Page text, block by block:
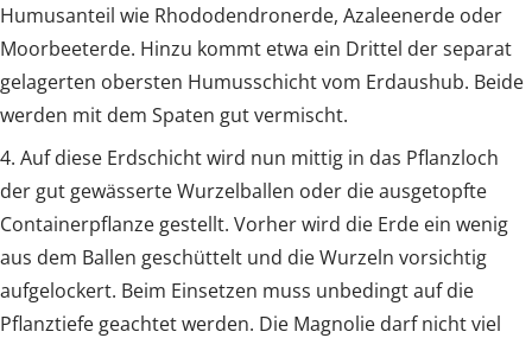
Humusanteil wie Rhododendronerde, Azaleenerde oder
Moorbeeterde. Hinzu kommt etwa ein Drittel der separat
gelagerten obersten Humusschicht vom Erdaushub. Beide
werden mit dem Spaten gut vermischt.
4. Auf diese Erdschicht wird nun mittig in das Pflanzloch
der gut gewässerte Wurzelballen oder die ausgetopfte
Containerpflanze gestellt. Vorher wird die Erde ein wenig
aus dem Ballen geschüttelt und die Wurzeln vorsichtig
aufgelockert. Beim Einsetzen muss unbedingt auf die
Pflanztiefe geachtet werden. Die Magnolie darf nicht viel